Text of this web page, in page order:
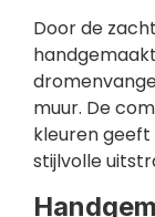
Door de
muur. De
kleuren
stijlvolle